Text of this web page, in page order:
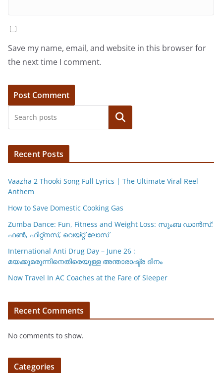
Save my name, email, and website in this browser for
the next time I comment.
Search
Recent Posts
Vaazha 2 Thooki Song Full Lyrics | The Ultimate Viral Reel
Anthem
How to Save Domestic Cooking Gas
Zumba Dance: Fun, Fitness and Weight Loss: സുംബ ഡാൻസ്:
ഫണ്‍, ഫിറ്റ്നസ്, വെയ്റ്റ് ലോസ്
International Anti Drug Day – June 26 :
മയക്കുമരുന്നിനെതിരെയുള്ള അന്താരാഷ്ട്ര ദിനം
Now Travel In AC Coaches at the Fare of Sleeper
Recent Comments
No comments to show.
Categories